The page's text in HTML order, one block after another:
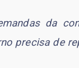
da
precisa de